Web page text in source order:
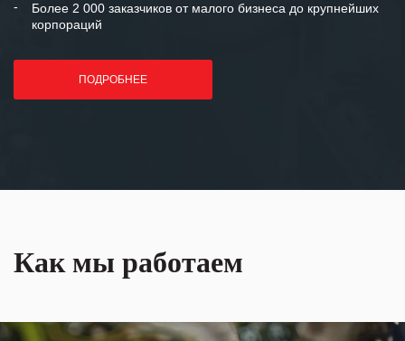
Более 2 000 заказчиков от малого бизнеса до крупнейших
корпораций
ПОДРОБНЕЕ
Как мы работаем